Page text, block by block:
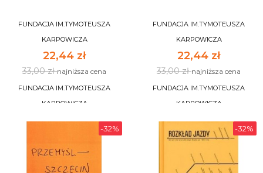
FUNDACJA IM.TYMOTEUSZA
KARPOWICZA
22,44 zł
33,00 złnajniższa cena
FUNDACJA IM.TYMOTEUSZA
KARPOWICZA
FUNDACJA IM.TYMOTEUSZA
KARPOWICZA
22,44 zł
33,00 złnajniższa cena
FUNDACJA IM.TYMOTEUSZA
KARPOWICZA
DO KOSZYKA
-32% -32%